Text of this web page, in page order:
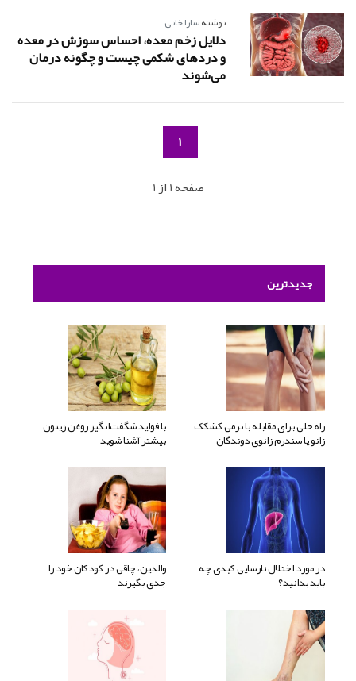
نوشتهسارا خانی
دلایل زخم معده، احساس سوزش در معده
و دردهای شکمی چیست و چگونه درمان
می‌شوند
1
صفحه 1 از 1
جدیدترین
راه حلی برای مقابله با نرمی کشکک
زانو یا سندرم زانوی دوندگان
با فواید شگفت‌انگیز روغن زیتون
بیشتر آشنا شوید
در مورد اختلال نارسایی کبدی چه
باید بدانید؟
والدین، چاقی در کودکان خود را
جدی بگیرند